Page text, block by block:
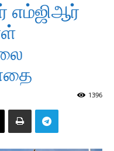
எம்ஜிஆர்
1396